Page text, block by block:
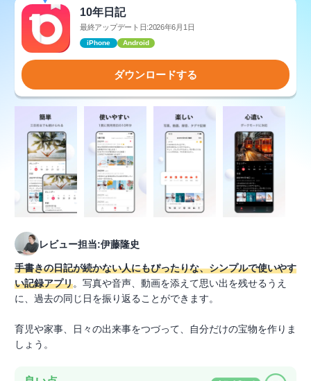
10年日記
最終アップデート日:2026年6月1日
iPhone Android
ダウンロードする
レビュー担当:伊藤隆史
手書きの日記が続かない人にもぴったりな、シンプルで使いやす
い記録アプリ。写真や音声、動画を添えて思い出を残せるうえ
に、過去の同じ日を振り返ることができます。
育児や家事、日々の出来事をつづって、自分だけの宝物を作りま
しょう。